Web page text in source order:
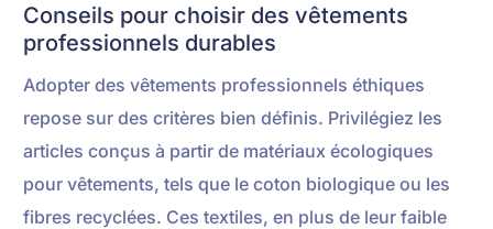
Conseils pour choisir des vêtements
professionnels durables
Adopter des vêtements professionnels éthiques
repose sur des critères bien définis. Privilégiez les
articles conçus à partir de matériaux écologiques
pour vêtements, tels que le coton biologique ou les
fibres recyclées. Ces textiles, en plus de leur faible